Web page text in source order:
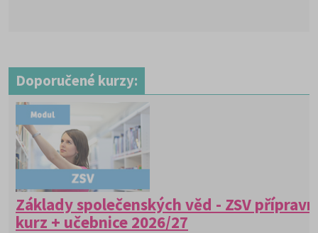
Doporučené kurzy:
Základy společenských věd - ZSV
kurz + učebnice 2026/27